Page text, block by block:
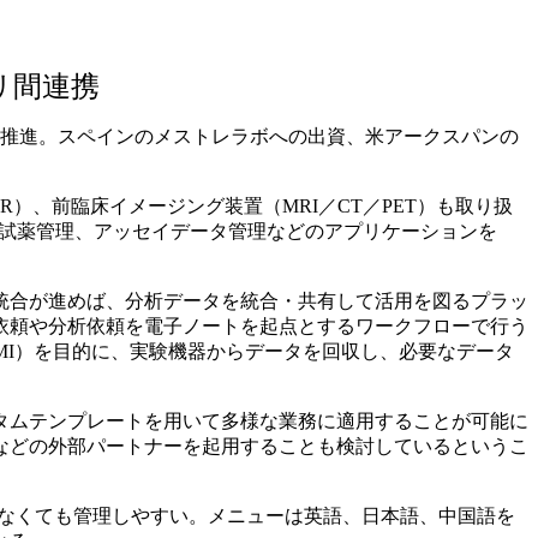
間連携
進。スペインのメストレラボへの出資、米アークスパンの
、前臨床イメージング装置（MRI／CT／PET）も取り扱
薬管理、アッセイデータ管理などのアプリケーションを
が進めば、分析データを統合・共有して活用を図るプラッ
や分析依頼を電子ノートを起点とするワークフローで行う
を目的に、実験機器からデータを回収し、必要なデータ
テンプレートを用いて多様な業務に適用することが可能に
の外部パートナーを起用することも検討しているというこ
ても管理しやすい。メニューは英語、日本語、中国語を